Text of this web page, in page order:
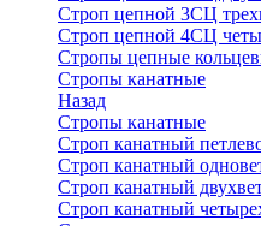
Строп цепной 3СЦ
Строп цепной 4СЦ
Стропы цепные
Стропы канатные
Назад
Стропы канатные
Строп канатный
Строп канатный
Строп канатный
Строп канатный